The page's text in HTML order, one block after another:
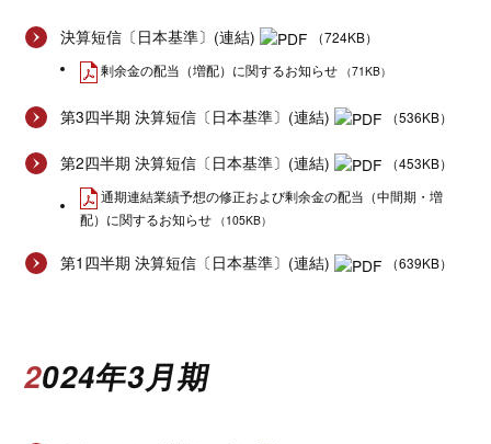
決算短信〔日本基準〕(連結)
（724KB）
剰余金の配当（増配）に関するお知らせ
（71KB）
第3四半期 決算短信〔日本基準〕(連結) （536KB）
第2四半期 決算短信〔日本基準〕(連結)
（453KB）
通期連結業績予想の修正および剰余金の配当（中間期・増
配）に関するお知らせ
（105KB）
第1四半期 決算短信〔日本基準〕(連結) （639KB）
2024年3月期